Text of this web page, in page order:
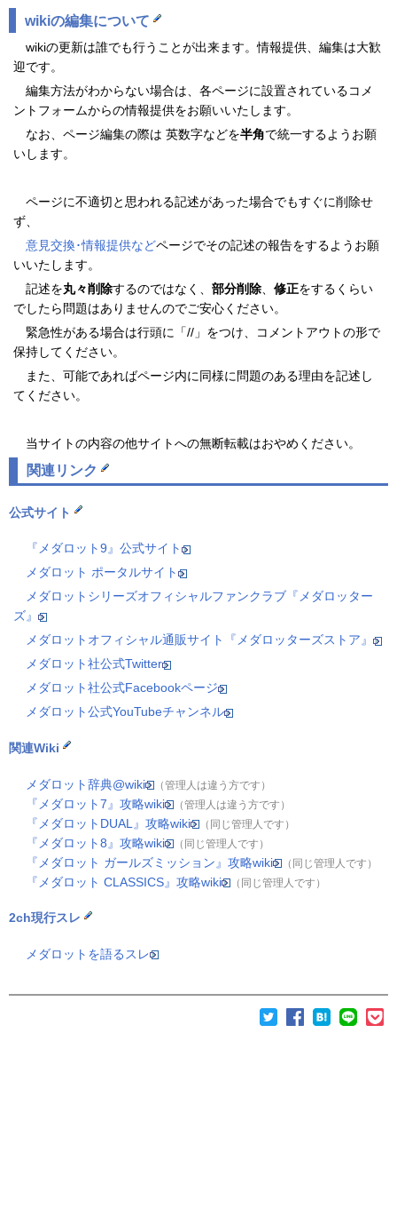
wikiの編集について
wikiの更新は誰でも行うことが出来ます。情報提供、編集は大歓
迎です。
編集方法がわからない場合は、各ページに設置されているコメ
ントフォームからの情報提供をお願いいたします。
なお、ページ編集の際は 英数字などを半角で統一するようお願
いします。
ページに不適切と思われる記述があった場合でもすぐに削除せ
ず、
意見交換･情報提供などページでその記述の報告をするようお願
いいたします。
記述を丸々削除するのではなく、 部分削除 修正をするくらい
でしたら問題はありませんのでご安心ください。
緊急性がある場合は行頭に「//」をつけ、コメントアウトの形で
保持してください。
また、可能であればページ内に同様に問題のある理由を記述し
てください。
当サイトの内容の他サイトへの無断転載はおやめください。
関連リンク
公式サイト
『メダロット9』公式サイト
メダロット ポータルサイト
メダロットシリーズオフィシャルファンクラブ『メダロッター
ズ』
メダロットオフィシャル通販サイト『メダロッターズストア』
メダロット社公式Twitter
メダロット社公式Facebookページ
メダロット公式YouTubeチャンネル
関連Wiki
メダロット辞典@wiki （管理人は違う方です）
『メダロット7』攻略wiki （管理人は違う方です）
『メダロットDUAL』攻略wiki （同じ管理人です）
『メダロット8』攻略wiki （同じ管理人です）
『メダロット ガールズミッション』攻略wiki （同じ管理人です）
『メダロット CLASSICS』攻略wiki （同じ管理人です）
2ch現行スレ
メダロットを語るスレ